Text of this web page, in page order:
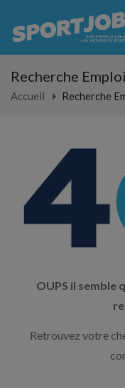
Recherche Emploi
Accueil Recherche
OUPS il semble
Retrouvez votre